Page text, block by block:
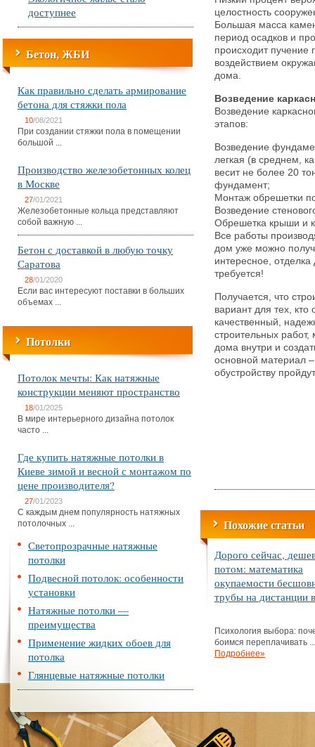
доступнее
Бетон, ЖБИ
Как правильно сделать армирование
бетона для стяжки пола
10/08/2021
При создании стяжки пола в помещении
большой ...
Производство железобетонных колец
в Москве
27/01/2021
Железобетонные кольца представляют
собой важную ...
Бетон с доставкой в любую точку
Саратова
28/01/2020
Если вас интересуют поставки в больших
объемах ...
Потолки
Потолок мечты: Как натяжные
конструкции меняют пространство
18/01/2025
В мире интерьерного дизайна потолок
часто ...
Где купить натяжные потолки в
Киеве зимой и весной с монтажом по
цене производителя?
27/01/2023
С каждым днем популярность натяжных
потолочных ...
Светопрозрачные натяжные
потолки
Подвесной потолок: особенности
установки
Натяжные потолки —
преимущества
Применение жидких обоев для
потолка
Глянцевые натяжные потолки
целостность
Большая масса
период осадков и
происходит пучение
воздействием
дома.
Возведение
Возведение
этапов:
Возведение
легкая (в среднем,
весит не более 20
фундамент;
Монтаж обрешетки
Возведение
Обрешетка крыши и
Все работы
дом уже можно
интересное,
требуется!
Получается, что
вариант для тех, кто
качественный,
строительных работ,
дома внутри и
основной материал
обустройству
Похожие статьи
Дорого сейчас,
потом: математика
окупаемости
трубы на дистанции
Психология выбора:
боимся переплачивать ...
Подробнее»